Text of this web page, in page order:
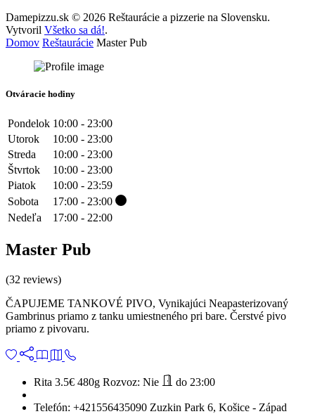
Damepizzu.sk © 2026 Reštaurácie a pizzerie na Slovensku.
Vytvoril Všetko sa dá!.
Domov Reštaurácie Master Pub
Otváracie hodiny
Pondelok 10:00 - 23:00
Utorok
10:00 - 23:00
Streda
10:00 - 23:00
Štvrtok
10:00 - 23:00
Piatok
10:00 - 23:59
Sobota
17:00 - 23:00
Nedeľa
17:00 - 22:00
Master Pub
(32 reviews)
ČAPUJEME TANKOVÉ PIVO, Vynikajúci Neapasterizovaný
Gambrinus priamo z tanku umiestneného pri bare. Čerstvé pivo
priamo z pivovaru.
Rita 3.5€ 480g Rozvoz: Nie do 23:00
Telefón: +421556435090 Zuzkin Park 6, Košice - Západ